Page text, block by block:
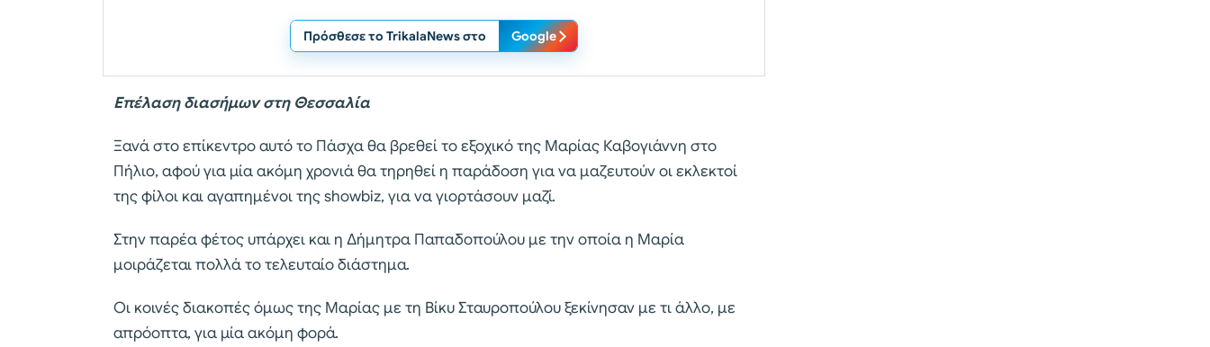
Πρόσθεσε το TrikalaNews στο Google
Επέλαση διασήμων στη Θεσσαλία
Ξανά στο επίκεντρο αυτό το Πάσχα θα βρεθεί το εξοχικό της Μαρίας Καβογιάννη στο
Πήλιο, αφού για μία ακόμη χρονιά θα τηρηθεί η παράδοση για να μαζευτούν οι εκλεκτοί
της φίλοι και αγαπημένοι της showbiz, για να γιορτάσουν μαζί.
Στην παρέα φέτος υπάρχει και η Δήμητρα Παπαδοπούλου με την οποία η Μαρία
μοιράζεται πολλά το τελευταίο διάστημα.
Οι κοινές διακοπές όμως της Μαρίας με τη Βίκυ Σταυροπούλου ξεκίνησαν με τι άλλο, με
απρόοπτα, για μία ακόμη φορά.